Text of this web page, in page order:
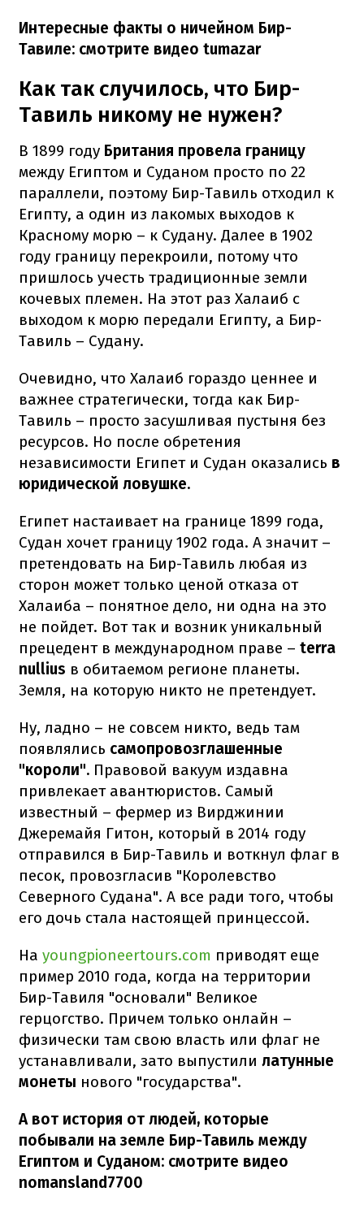
Интересные факты о ничейном Бир-
Тавиле: смотрите видео tumazar
Как так случилось, что Бир-
Тавиль никому не нужен?
В 1899 году Британия провела границу
между Египтом и Суданом просто по 22
параллели, поэтому Бир-Тавиль отходил к
Египту, а один из лакомых выходов к
Красному морю – к Судану. Далее в 1902
году границу перекроили, потому что
пришлось учесть традиционные земли
кочевых племен. На этот раз Халаиб с
выходом к морю передали Египту, а Бир-
Тавиль – Судану.
Очевидно, что Халаиб гораздо ценнее и
важнее стратегически, тогда как Бир-
Тавиль – просто засушливая пустыня без
ресурсов. Но после обретения
независимости Египет и Судан оказались в
юридической ловушке.
Египет настаивает на границе 1899 года,
Судан хочет границу 1902 года. А значит –
претендовать на Бир-Тавиль любая из
сторон может только ценой отказа от
Халаиба – понятное дело, ни одна на это
не пойдет. Вот так и возник уникальный
прецедент в международном праве – terra
nullius в обитаемом регионе планеты.
Земля, на которую никто не претендует.
Ну, ладно – не совсем никто, ведь там
появлялись самопровозглашенные
"короли". Правовой вакуум издавна
привлекает авантюристов. Самый
известный – фермер из Вирджинии
Джеремайя Гитон, который в 2014 году
отправился в Бир-Тавиль и воткнул флаг в
песок, провозгласив "Королевство
Северного Судана". А все ради того, чтобы
его дочь стала настоящей принцессой.
На youngpioneertours.com приводят еще
пример 2010 года, когда на территории
Бир-Тавиля "основали" Великое
герцогство. Причем только онлайн –
физически там свою власть или флаг не
устанавливали, зато выпустили латунные
монеты нового "государства".
А вот история от людей, которые
побывали на земле Бир-Тавиль между
Египтом и Суданом: смотрите видео
nomansland7700